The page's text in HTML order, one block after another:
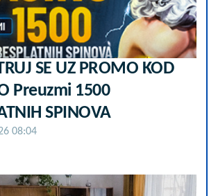
SE UZ PROMO KOD
Preuzmi 1500
SPINOVA
08:04